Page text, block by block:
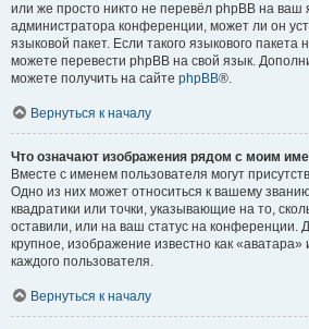
или же просто никто не перевёл phpBB на ваш
администратора конференции, может ли он
языковой пакет. Если такого языкового пакета
можете перевести phpBB на свой язык.
можете получить на сайте phpBB®.
Вернуться к началу
Что означают изображения рядом с моим
Вместе с именем пользователя могут
Одно из них может относиться к вашему
квадратики или точки, указывающие на то,
оставили, или на ваш статус на конференции.
крупное, изображение известно как
каждого пользователя.
Вернуться к началу